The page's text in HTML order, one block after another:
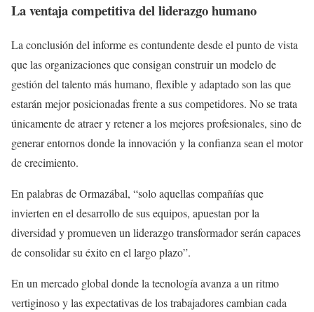
La ventaja competitiva del liderazgo humano
La conclusión del informe es contundente desde el punto de vista
que las organizaciones que consigan construir un modelo de
gestión del talento más humano, flexible y adaptado son las que
estarán mejor posicionadas frente a sus competidores. No se trata
únicamente de atraer y retener a los mejores profesionales, sino de
generar entornos donde la innovación y la confianza sean el motor
de crecimiento.
En palabras de Ormazábal, “solo aquellas compañías que
invierten en el desarrollo de sus equipos, apuestan por la
diversidad y promueven un liderazgo transformador serán capaces
de consolidar su éxito en el largo plazo”.
En un mercado global donde la tecnología avanza a un ritmo
vertiginoso y las expectativas de los trabajadores cambian cada